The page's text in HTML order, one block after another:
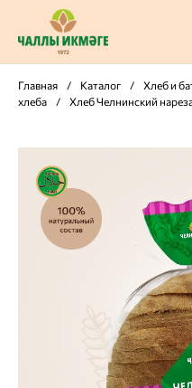
Главная / Каталог / Хлеб и
хлеба
/ Хлеб Челнинский